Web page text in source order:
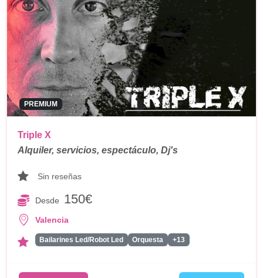
PREMIUM
Triple X
Alquiler, servicios, espectáculo, Dj's
Sin reseñas
Desde 150€
Valencia
Bailarines Led/Robot Led Orquesta +13